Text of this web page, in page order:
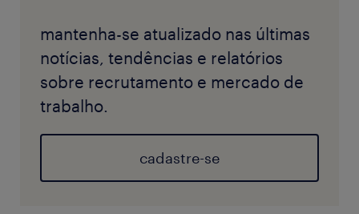
mantenha-se atualizado nas últimas
notícias, tendências e relatórios
sobre recrutamento e mercado de
trabalho.
cadastre-se